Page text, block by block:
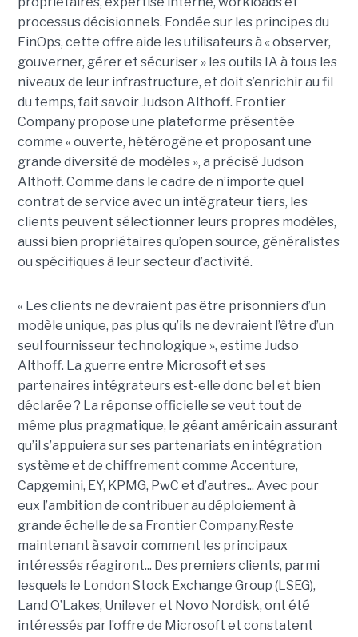
processus décisionnels. Fondée sur les principes du
FinOps, cette offre aide les utilisateurs à « observer,
gouverner, gérer et sécuriser » les outils IA à tous les
niveaux de leur infrastructure, et doit s’enrichir au fil
du temps, fait savoir Judson Althoff. Frontier
Company propose une plateforme présentée
comme « ouverte, hétérogène et proposant une
grande diversité de modèles », a précisé Judson
Althoff. Comme dans le cadre de n’importe quel
contrat de service avec un intégrateur tiers, les
clients peuvent sélectionner leurs propres modèles,
aussi bien propriétaires qu’open source, généralistes
ou spécifiques à leur secteur d’activité.
« Les clients ne devraient pas être prisonniers d’un
modèle unique, pas plus qu’ils ne devraient l’être d’un
seul fournisseur technologique », estime Judso
Althoff. La guerre entre Microsoft et ses
partenaires intégrateurs est-elle donc bel et bien
déclarée ? La réponse officielle se veut tout de
même plus pragmatique, le géant américain assurant
qu’il s’appuiera sur ses partenariats en intégration
système et de chiffrement comme Accenture,
Capgemini, EY, KPMG, PwC et d’autres... Avec pour
eux l’ambition de contribuer au déploiement à
grande échelle de sa Frontier Company.Reste
maintenant à savoir comment les principaux
intéressés réagiront... Des premiers clients, parmi
lesquels le London Stock Exchange Group (LSEG),
Land O’Lakes, Unilever et Novo Nordisk, ont été
intéressés par l’offre de Microsoft et constatent